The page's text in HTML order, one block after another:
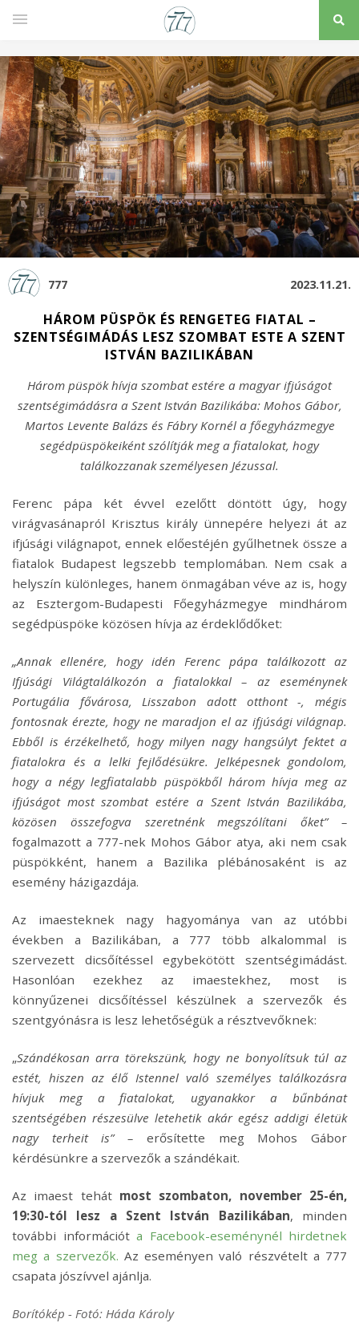
777 2023.11.21.
HÁROM PÜSPÖK ÉS RENGETEG FIATAL –
SZENTSÉGIMÁDÁS LESZ SZOMBAT ESTE A SZENT
ISTVÁN BAZILIKÁBAN
Három püspök hívja szombat estére a magyar ifjúságot
szentségimádásra a Szent István Bazilikába: Mohos Gábor,
Martos Levente Balázs és Fábry Kornél a főegyházmegye
segédpüspökeiként szólítják meg a fiatalokat, hogy
találkozzanak személyesen Jézussal.
Ferenc pápa két évvel ezelőtt döntött úgy, hogy
virágvasánapról Krisztus király ünnepére helyezi át az
ifjúsági világnapot, ennek előestéjén gyűlhetnek össze a
fiatalok Budapest legszebb templomában. Nem csak a
helyszín különleges, hanem önmagában véve az is, hogy
az Esztergom-Budapesti Főegyházmegye mindhárom
segédpüspöke közösen hívja az érdeklődőket:
„Annak ellenére, hogy idén Ferenc pápa találkozott az
Ifjúsági Világtalálkozón a fiatalokkal – az eseménynek
Portugália fővárosa, Lisszabon adott otthont -, mégis
fontosnak érezte, hogy ne maradjon el az ifjúsági világnap.
Ebből is érzékelhető, hogy milyen nagy hangsúlyt fektet a
fiatalokra és a lelki fejlődésükre. Jelképesnek gondolom,
hogy a négy legfiatalabb püspökből három hívja meg az
ifjúságot most szombat estére a Szent István Bazilikába,
közösen összefogva szeretnénk megszólítani őket” –
fogalmazott a 777-nek Mohos Gábor atya, aki nem csak
püspökként, hanem a Bazilika plébánosaként is az
esemény házigazdája.
Az imaesteknek nagy hagyománya van az utóbbi
években a Bazilikában, a 777 több alkalommal is
szervezett dicsőítéssel egybekötött szentségimádást.
Hasonlóan ezekhez az imaestekhez, most is
könnyűzenei dicsőítéssel készülnek a szervezők és
szentgyónásra is lesz lehetőségük a résztvevőknek:
„Szándékosan arra törekszünk, hogy ne bonyolítsuk túl az
estét, hiszen az élő Istennel való személyes találkozásra
hívjuk meg a fiatalokat, ugyanakkor a bűnbánat
szentségében részesülve letehetik akár egész addigi életük
nagy terheit is” – erősítette meg Mohos Gábor
kérdésünkre a szervezők a szándékait.
Az imaest tehát most szombaton, november 25-én,
19:30-tól lesz a Szent István Bazilikában, minden
további információt a Facebook-eseménynél hirdetnek
meg a szervezők. Az eseményen való részvételt a 777
csapata jószívvel ajánlja.
Borítókép - Fotó: Háda Károly